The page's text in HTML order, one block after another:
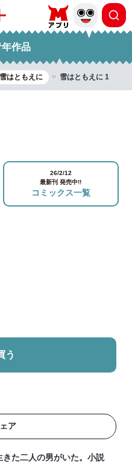
作品
雪はともえに 雪はともえに 1
26/2/12
最新刊 発売中!!
コミックス一覧
う
ア
た二人の男がいた。小説